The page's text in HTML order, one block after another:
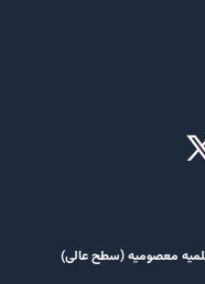
معصومیه‌ (سطح عالی)